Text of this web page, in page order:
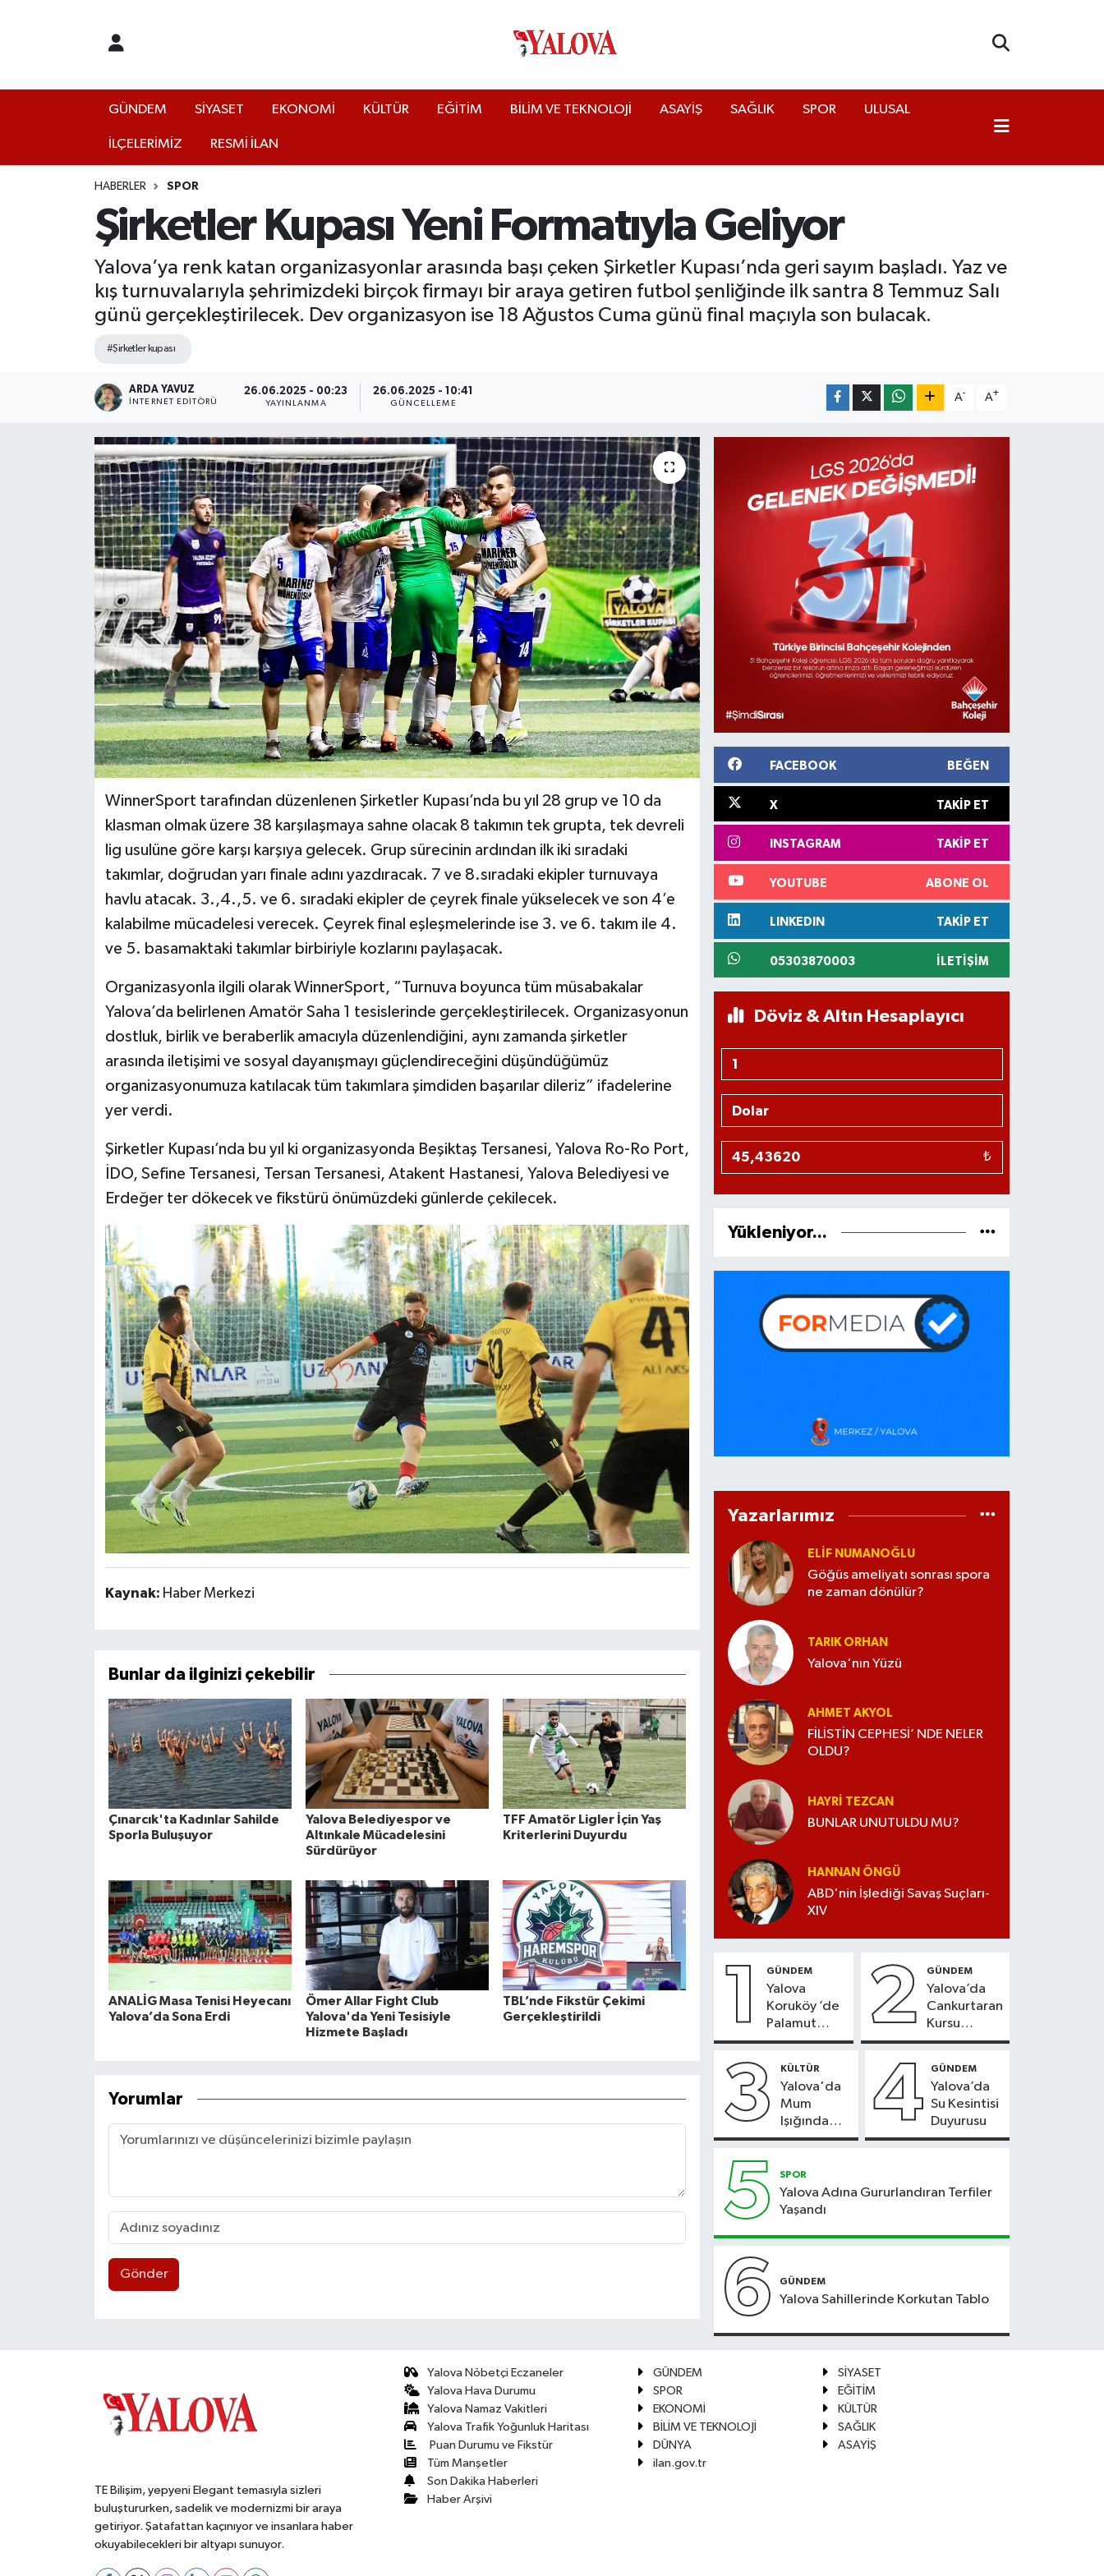
GÜNDEM SİYASET EKONOMİ KÜLTÜR EĞİTİM BİLİM VE TEKNOLOJİ ASAYİŞ SAĞLIK SPOR ULUSAL
İLÇELERİMİZ RESMİ İLAN
HABERLER SPOR
Şirketler Kupası Yeni Formatıyla Geliyor
Yalova’ya renk katan organizasyonlar arasında başı çeken Şirketler Kupası’nda geri sayım başladı. Yaz ve
kış turnuvalarıyla şehrimizdeki birçok firmayı bir araya getiren futbol şenliğinde ilk santra 8 Temmuz Salı
günü gerçekleştirilecek. Dev organizasyon ise 18 Ağustos Cuma günü final maçıyla son bulacak.
#Şirketler kupası
ARDA YAVUZ
İNTERNET EDITÖRÜ
26.06.2025 - 00:23
YAYINLANMA
26.06.2025 - 10:41
GÜNCELLEME
A- A+
WinnerSport tarafından düzenlenen Şirketler Kupası’nda bu yıl 28 grup ve 10 da
klasman olmak üzere 38 karşılaşmaya sahne olacak 8 takımın tek grupta, tek devreli
lig usulüne göre karşı karşıya gelecek. Grup sürecinin ardından ilk iki sıradaki
takımlar, doğrudan yarı finale adını yazdıracak. 7 ve 8.sıradaki ekipler turnuvaya
havlu atacak. 3.,4.,5. ve 6. sıradaki ekipler de çeyrek finale yükselecek ve son 4’e
kalabilme mücadelesi verecek. Çeyrek final eşleşmelerinde ise 3. ve 6. takım ile 4.
ve 5. basamaktaki takımlar birbiriyle kozlarını paylaşacak.
Organizasyonla ilgili olarak WinnerSport, “Turnuva boyunca tüm müsabakalar
Yalova’da belirlenen Amatör Saha 1 tesislerinde gerçekleştirilecek. Organizasyonun
dostluk, birlik ve beraberlik amacıyla düzenlendiğini, aynı zamanda şirketler
arasında iletişimi ve sosyal dayanışmayı güçlendireceğini düşündüğümüz
organizasyonumuza katılacak tüm takımlara şimdiden başarılar dileriz” ifadelerine
yer verdi.
Şirketler Kupası’nda bu yıl ki organizasyonda Beşiktaş Tersanesi, Yalova Ro-Ro Port,
İDO, Sefine Tersanesi, Tersan Tersanesi, Atakent Hastanesi, Yalova Belediyesi ve
Erdeğer ter dökecek ve fikstürü önümüzdeki günlerde çekilecek.
Kaynak: Haber Merkezi
Bunlar da ilginizi çekebilir
Çınarcık'ta Kadınlar Sahilde
Sporla Buluşuyor
Yalova Belediyespor ve
Altınkale Mücadelesini
Sürdürüyor
TFF Amatör Ligler İçin Yaş
Kriterlerini Duyurdu
ANALİG Masa Tenisi Heyecanı
Yalova’da Sona Erdi
Ömer Allar Fight Club
Yalova'da Yeni Tesisiyle
Hizmete Başladı
TBL’nde Fikstür Çekimi
Gerçekleştirildi
Yorumlar
Gönder
FACEBOOK BEĞEN
X TAKIP ET
INSTAGRAM TAKIP ET
YOUTUBE ABONE OL
LINKEDIN TAKIP ET
05303870003 İLETIŞIM
Döviz & Altın Hesaplayıcı
₺
Yükleniyor...
Yazarlarımız
ELİF NUMANOĞLU
Göğüs ameliyatı sonrası spora
ne zaman dönülür?
TARIK ORHAN
Yalova'nın Yüzü
AHMET AKYOL
FİLİSTİN CEPHESİ’ NDE NELER
OLDU?
HAYRI TEZCAN
BUNLAR UNUTULDU MU?
HANNAN ÖNGÜ
ABD'nin İşlediği Savaş Suçları-
XIV
1 GÜNDEM
Yalova
Koruköy ’de
Palamut
Sezonu
2 GÜNDEM
Yalova’da
Cankurtaran
Kursu
Kayıtları
3 KÜLTÜR
Yalova'da
Mum
Işığında
Konser
4 GÜNDEM
Yalova’da
Su Kesintisi
Duyurusu
5 SPOR
Yalova Adına Gururlandıran Terfiler
Yaşandı
6 GÜNDEM
Yalova Sahillerinde Korkutan Tablo
TE Bilişim, yepyeni Elegant temasıyla sizleri
buluştururken, sadelik ve modernizmi bir araya
getiriyor. Şatafattan kaçınıyor ve insanlara haber
okuyabilecekleri bir altyapı sunuyor.
Yalova Nöbetçi Eczaneler
Yalova Hava Durumu
Yalova Namaz Vakitleri
Yalova Trafik Yoğunluk Haritası
Puan Durumu ve Fikstür
Tüm Manşetler
Son Dakika Haberleri
Haber Arşivi
GÜNDEM
SİYASET
SPOR
EĞİTİM
EKONOMİ
KÜLTÜR
BİLİM VE TEKNOLOJİ
SAĞLIK
DÜNYA
ASAYİŞ
ilan.gov.tr
EKONOMİ
KÜLTÜR
BİLİM VE TEKNOLOJİ
ULUSAL
İLÇELERİMİZ
RESMİ İLAN
Yalova Hava Durumu
Yalova Namaz Vakitleri
Yalova Trafik Yoğunluk Haritası
Puan Durumu ve Fikstür
Tüm Manşetler
Son Dakika Haberleri
Haber Arşivi